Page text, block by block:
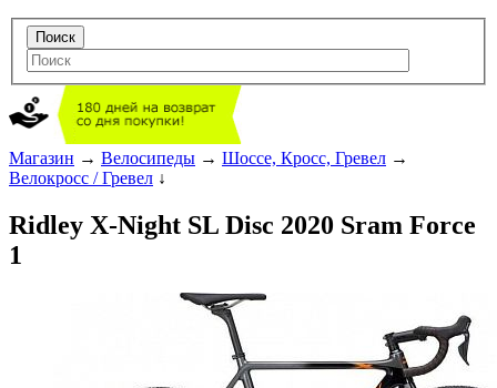
Магазин → Велосипеды → Шоссе, Кросс, Гревел →
Велокросс / Гревел ↓
Ridley X-Night SL Disc 2020 Sram Force
1